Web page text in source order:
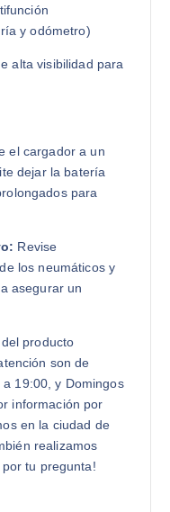
y odómetro)
alta visibilidad para
el cargador a un
dejar la batería
para
Revise
los neumáticos y
asegurar un
producto
son de
19:00, y Domingos
información por
en la ciudad de
realizamos
tu pregunta!